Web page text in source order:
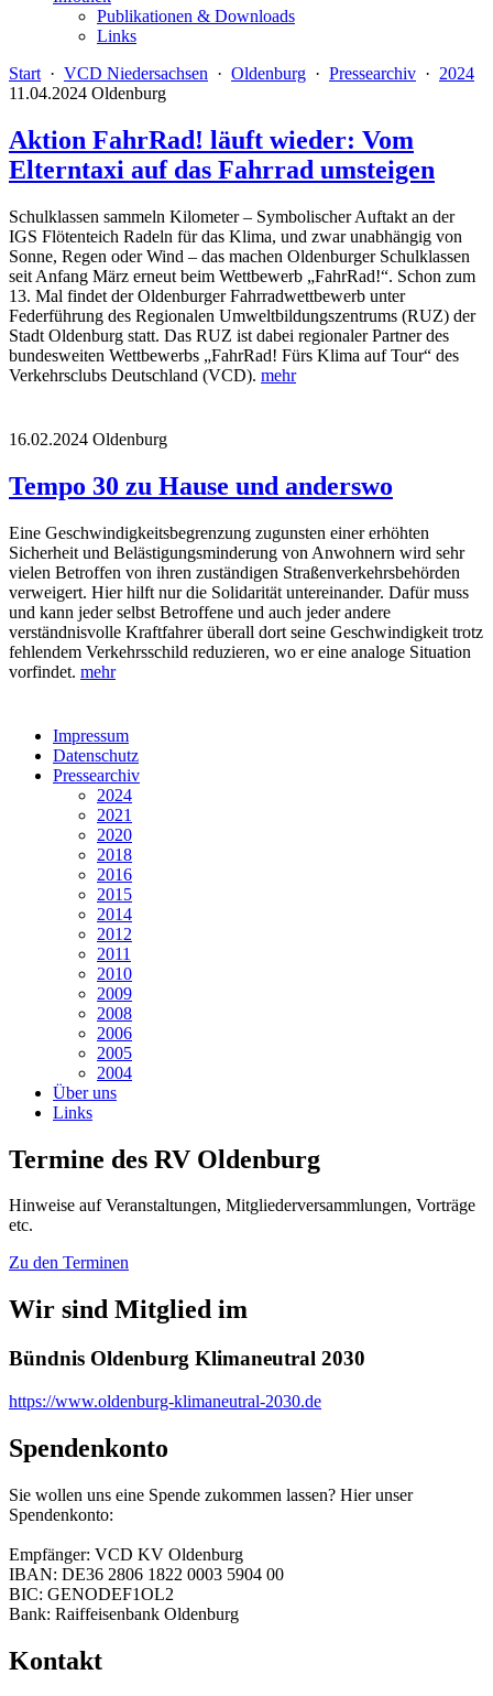
Publikationen & Downloads
Links
Start · VCD Niedersachsen · Oldenburg · Pressearchiv · 2024
11.04.2024 Oldenburg
Aktion FahrRad! läuft wieder: Vom
Elterntaxi auf das Fahrrad umsteigen
Schulklassen sammeln Kilometer – Symbolischer Auftakt an der
IGS Flötenteich Radeln für das Klima, und zwar unabhängig von
Sonne, Regen oder Wind – das machen Oldenburger Schulklassen
seit Anfang März erneut beim Wettbewerb „FahrRad!“. Schon zum
13. Mal findet der Oldenburger Fahrradwettbewerb unter
Federführung des Regionalen Umweltbildungszentrums (RUZ) der
Stadt Oldenburg statt. Das RUZ ist dabei regionaler Partner des
bundesweiten Wettbewerbs „FahrRad! Fürs Klima auf Tour“ des
Verkehrsclubs Deutschland (VCD). mehr
16.02.2024 Oldenburg
Tempo 30 zu Hause und anderswo
Eine Geschwindigkeitsbegrenzung zugunsten einer erhöhten
Sicherheit und Belästigungsminderung von Anwohnern wird sehr
vielen Betroffen von ihren zuständigen Straßenverkehrsbehörden
verweigert. Hier hilft nur die Solidarität untereinander. Dafür muss
und kann jeder selbst Betroffene und auch jeder andere
verständnisvolle Kraftfahrer überall dort seine Geschwindigkeit trotz
fehlendem Verkehrsschild reduzieren, wo er eine analoge Situation
vorfindet. mehr
Impressum
Datenschutz
Pressearchiv
2024
2021
2020
2018
2016
2015
2014
2012
2011
2010
2009
2008
2006
2005
2004
Über uns
Links
Termine des RV Oldenburg
Hinweise auf Veranstaltungen, Mitgliederversammlungen, Vorträge
etc.
Zu den Terminen
Wir sind Mitglied im
Bündnis Oldenburg Klimaneutral 2030
https://www.oldenburg-klimaneutral-2030.de
Spendenkonto
Sie wollen uns eine Spende zukommen lassen? Hier unser
Spendenkonto:
Empfänger: VCD KV Oldenburg
IBAN: DE36 2806 1822 0003 5904 00
BIC: GENODEF1OL2
Bank: Raiffeisenbank Oldenburg
Kontakt